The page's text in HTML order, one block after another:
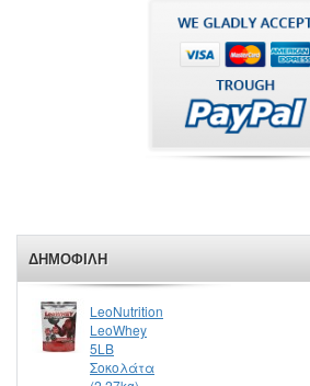
ΔΗΜΟΦΙΛΉ
LeoNutrition
LeoWhey
5LB
Σοκολάτα